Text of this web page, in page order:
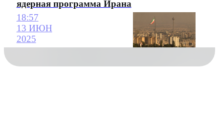
ядерная программа Ирана
18:57
13 ИЮН
2025